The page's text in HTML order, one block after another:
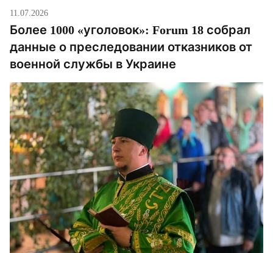
11.07.2026
Более 1000 «уголовок»: Forum 18 собрал
данные о преследовании отказников от
военной службы в Украине